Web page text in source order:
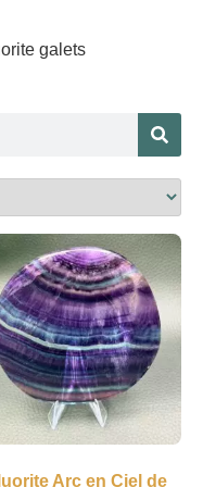
galets
Arc en Ciel de